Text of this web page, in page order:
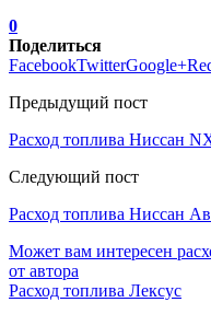
0
Поделиться
FacebookTwitterGoogle+
Предыдущий пост
Расход топлива Ниссан
Следующий пост
Расход топлива Ниссан
Может вам интересен
от автора
Расход топлива Лексус